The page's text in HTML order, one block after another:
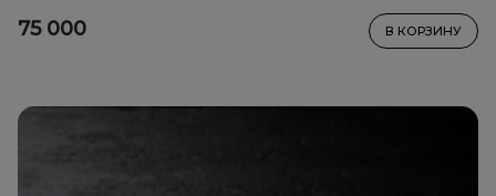
75 000 В КОРЗИНУ